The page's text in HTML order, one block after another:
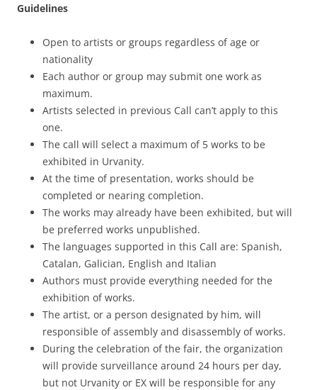
Guidelines
Open to artists or groups regardless of age or
nationality
Each author or group may submit one work as
maximum.
Artists selected in previous Call can’t apply to this
one.
The call will select a maximum of 5 works to be
exhibited in Urvanity.
At the time of presentation, works should be
completed or nearing completion.
The works may already have been exhibited, but will
be preferred works unpublished.
The languages supported in this Call are: Spanish,
Catalan, Galician, English and Italian
Authors must provide everything needed for the
exhibition of works.
The artist, or a person designated by him, will
responsible of assembly and disassembly of works.
During the celebration of the fair, the organization
will provide surveillance around 24 hours per day,
but not Urvanity or EX will be responsible for any